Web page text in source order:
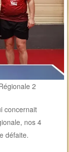
2
concernait
nos 4
défaite.